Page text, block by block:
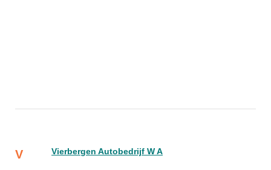
V Vierbergen Autobedrijf W A